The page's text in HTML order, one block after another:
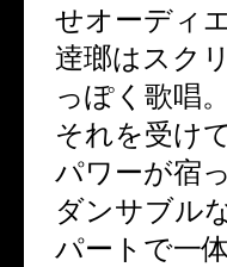
せオーディ
逹瑯はスク
っぽく歌唱
それを受け
パワーが宿
ダンサブル
パートで一